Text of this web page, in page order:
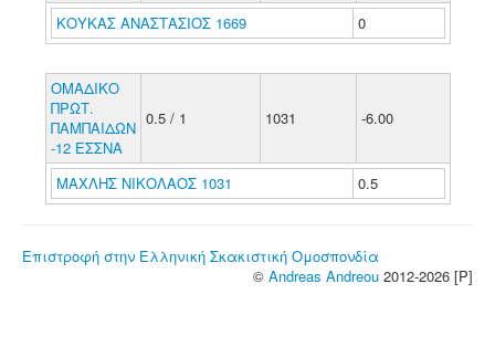
ΚΟΥΚΑΣ ΑΝΑΣΤΑΣΙΟΣ 1669 0
ΟΜΑΔΙΚΟ
ΠΡΩΤ.
ΠΑΜΠΑΙΔΩΝ
-12 ΕΣΣΝΑ
0.5 / 1 1031 -6.00
ΜΑΧΛΗΣ ΝΙΚΟΛΑΟΣ 1031 0.5
Επιστροφή στην Ελληνική Σκακιστική Ομοσπονδία
© Andreas Andreou 2012-2026 [P]